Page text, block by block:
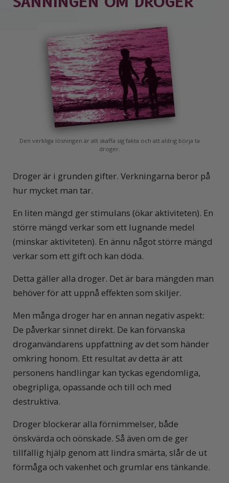
Den verkliga lösningen är att skaffa sig fakta och att aldrig börja ta
droger.
Droger är i grunden gifter. Verkningarna beror på
hur mycket man tar.
En liten mängd ger stimulans (ökar aktiviteten). En
större mängd verkar som ett lugnande medel
(minskar aktiviteten). En ännu något större mängd
verkar som ett gift och kan döda.
Detta gäller alla droger. Det är bara mängden man
behöver för att uppnå effekten som skiljer.
Men många droger har en annan negativ aspekt:
De påverkar sinnet direkt. De kan förvanska
droganvändarens uppfattning av det som händer
omkring honom. Ett resultat av detta är att
personens handlingar kan tyckas egendomliga,
obegripliga, opassande och till och med
destruktiva.
Droger blockerar alla förnimmelser, både
önskvärda och oönskade. Så även om de ger
tillfällig hjälp genom att lindra smärta, slår de ut
förmåga och vakenhet och grumlar ens tänkande.